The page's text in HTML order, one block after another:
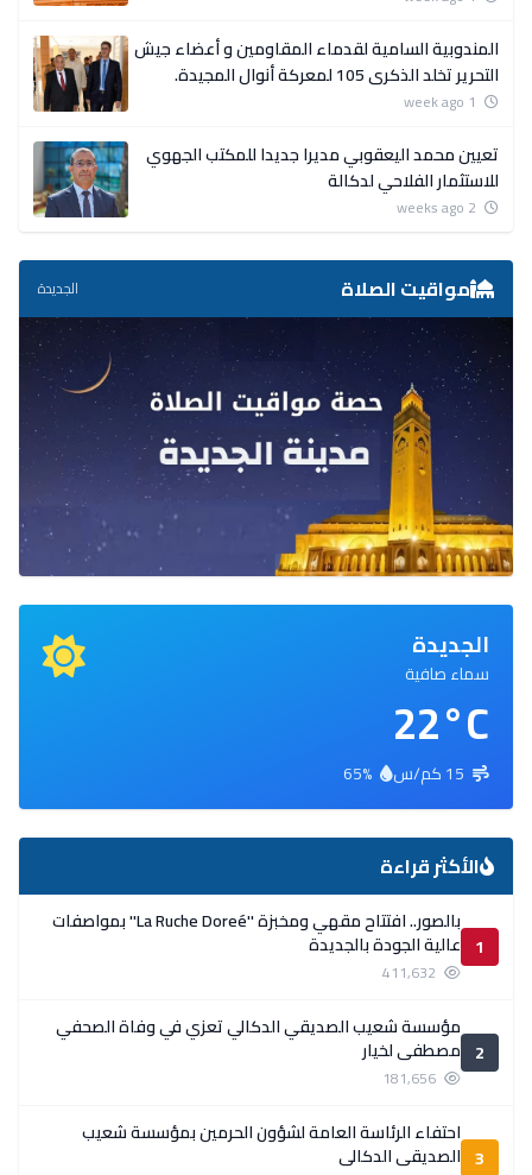
المندوبية السامية لقدماء المقاومين و أعضاء جيش
التحرير تخلد الذكرى 105 لمعركة أنوال المجيدة.
تعيين محمد اليعقوبي مديرا جديدا للمكتب الجهوي
للاستثمار الفلاحي لدكالة
مواقيت الصلاة الجديدة
الجديدة
سماء صافية
22°C
الأكثر قراءة
1
بالصور.. افتتاح مقهي ومخبزة ''La Ruche Doreé'' بمواصفات
عالية الجودة بالجديدة
2
مؤسسة شعيب الصديقي الدكالي تعزي في وفاة الصحفي
مصطفى لخيار
3
احتفاء الرئاسة العامة لشؤون الحرمين بمؤسسة شعيب
الصديقي الدكالي